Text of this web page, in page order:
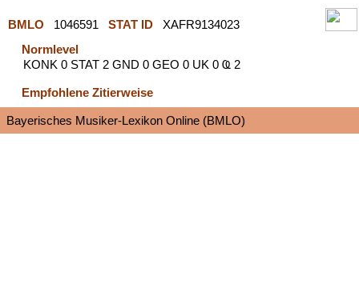
BMLO 1046591 STAT ID
XAFR9134023
Normlevel
KONK 0 STAT 2 GND 0 GEO 0 UK 0 Ҩ 2
Empfohlene Zitierweise
Bayerisches Musiker-Lexikon Online (BMLO)